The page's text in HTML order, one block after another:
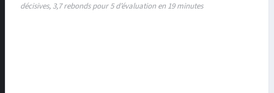
décisives, 3,7 rebonds pour 5 d’évaluation en 19 minutes